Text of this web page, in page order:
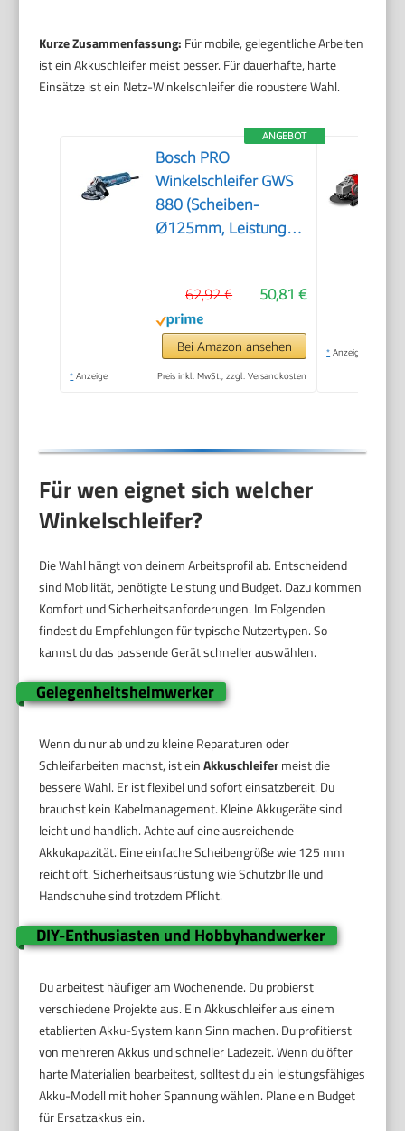
Kurze Zusammenfassung: Für mobile, gelegentliche Arbeiten
ist ein Akkuschleifer meist besser. Für dauerhafte, harte
Einsätze ist ein Netz-Winkelschleifer die robustere Wahl.
ANGEBOT
Bosch PRO
Winkelschleifer GWS
880 (Scheiben-
Ø125mm, Leistung
11.000 min-1, inkl.
Zusatzgriff,
Schutzhaube,
Spannmutter,
50,81 €
62,92 €
Bei Amazon ansehen
* Anzeige Preis inkl. MwSt., zzgl. Versandkosten
* Anzeige
Für wen eignet sich welcher
Winkelschleifer?
Die Wahl hängt von deinem Arbeitsprofil ab. Entscheidend
sind Mobilität, benötigte Leistung und Budget. Dazu kommen
Komfort und Sicherheitsanforderungen. Im Folgenden
findest du Empfehlungen für typische Nutzertypen. So
kannst du das passende Gerät schneller auswählen.
Gelegenheitsheimwerker
Wenn du nur ab und zu kleine Reparaturen oder
Schleifarbeiten machst, ist einAkkuschleifermeist die
bessere Wahl. Er ist flexibel und sofort einsatzbereit. Du
brauchst kein Kabelmanagement. Kleine Akkugeräte sind
leicht und handlich. Achte auf eine ausreichende
Akkukapazität. Eine einfache Scheibengröße wie 125 mm
reicht oft. Sicherheitsausrüstung wie Schutzbrille und
Handschuhe sind trotzdem Pflicht.
DIY-Enthusiasten und Hobbyhandwerker
Du arbeitest häufiger am Wochenende. Du probierst
verschiedene Projekte aus. Ein Akkuschleifer aus einem
etablierten Akku-System kann Sinn machen. Du profitierst
von mehreren Akkus und schneller Ladezeit. Wenn du öfter
harte Materialien bearbeitest, solltest du ein leistungsfähiges
Akku-Modell mit hoher Spannung wählen. Plane ein Budget
für Ersatzakkus ein.